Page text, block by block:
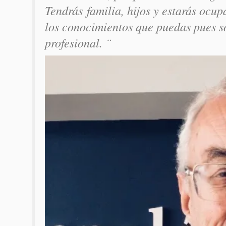
Tendrás familia, hijos y estarás
los conocimientos que puedas pues
profesional. ¨